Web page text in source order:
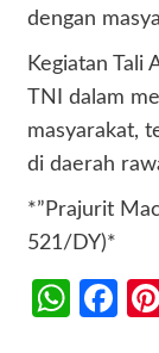
dengan
Kegiatan Tali
TNI dalam
masyarakat,
di daerah
*”Prajurit
521/DY)*